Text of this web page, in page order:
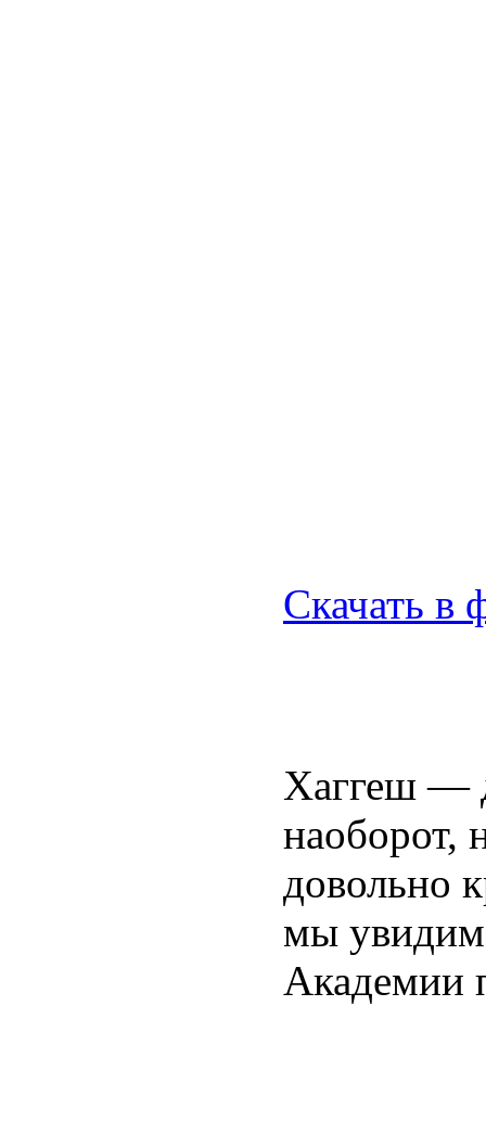
Скачать в
Хаггеш —
наоборот,
довольно
мы увидим
Академии